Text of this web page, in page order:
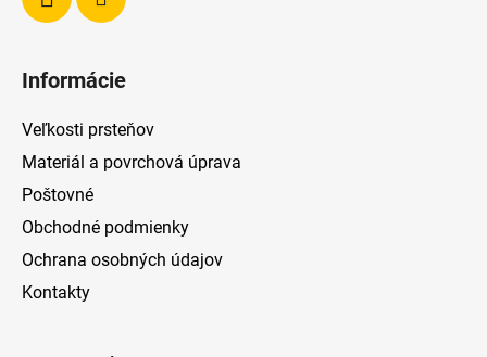
Informácie
Veľkosti prsteňov
Materiál a povrchová úprava
Poštovné
Obchodné podmienky
Ochrana osobných údajov
Kontakty